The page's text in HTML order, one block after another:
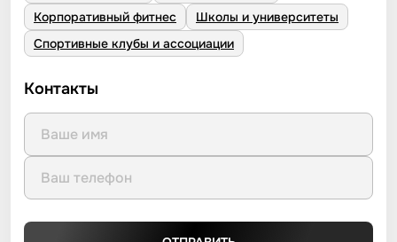
Корпоративный фитнес
Школы и университеты
Спортивные клубы и ассоциации
Контакты